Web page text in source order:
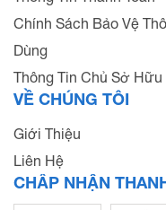
Chính Sách Bảo Vệ
Dùng
Thông Tin Chủ Sở Hữu
VỀ CHÚNG TÔI
Giới Thiệu
Liên Hệ
CHẤP NHẬN